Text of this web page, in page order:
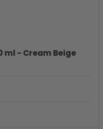
ml - Cream Beige